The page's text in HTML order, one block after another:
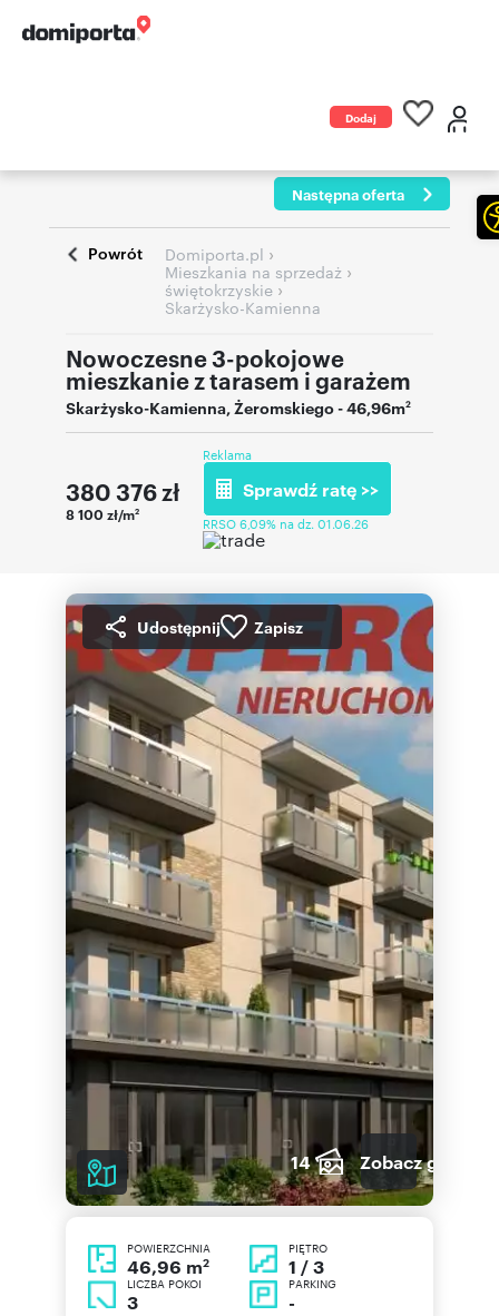
Dodaj
Następna oferta
Powrót Domiporta.pl ›
Mieszkania na sprzedaż ›
świętokrzyskie ›
Skarżysko-Kamienna
Nowoczesne 3-pokojowe
mieszkanie z tarasem i garażem
Skarżysko-Kamienna,Żeromskiego- 46,96m2
380 376zł
8 100 zł/m2
Reklama
Sprawdź ratę >>
RRSO 6,09% na dz. 01.06.26
Udostępnij Zapisz
14 Zobacz galerię
POWIERZCHNIA
46,96 m2
PIĘTRO
1 / 3
LICZBA POKOI
3
PARKING
-